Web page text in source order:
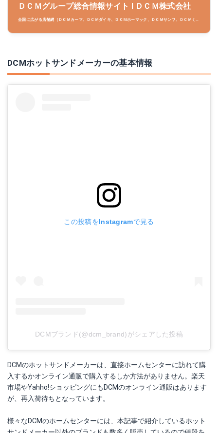
ＤＣＭグループ総合情報サイト l ＤＣＭ株式会社
全国に広がる店舗網（ＤＣＭカーマ、ＤＣＭダイキ、ＤＣＭホーマック、ＤＣＭサンワ、ＤＣＭくろ
DCMホットサンドメーカーの基本情報
この投稿をInstagramで見る
DCMブランド(@dcm_brand)がシェアした投稿
DCMのホットサンドメーカーは、直接ホームセンターに訪れて購
入するかオンライン通販で購入するしか方法がありません。楽天
市場やYahho!ショッピングにもDCMのオンライン通販はあります
が、再入荷待ちとなっています。
様々なDCMのホームセンターには、本記事で紹介しているホット